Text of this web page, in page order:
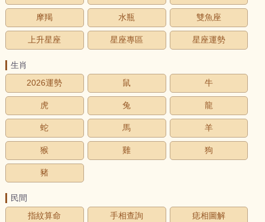
摩羯 水瓶 雙魚座
上升星座 星座專區 星座運勢
生肖
2026運勢
鼠 牛
虎 兔 龍
蛇 馬 羊
猴 雞 狗
豬
民間
指紋算命
手相查詢 痣相圖解